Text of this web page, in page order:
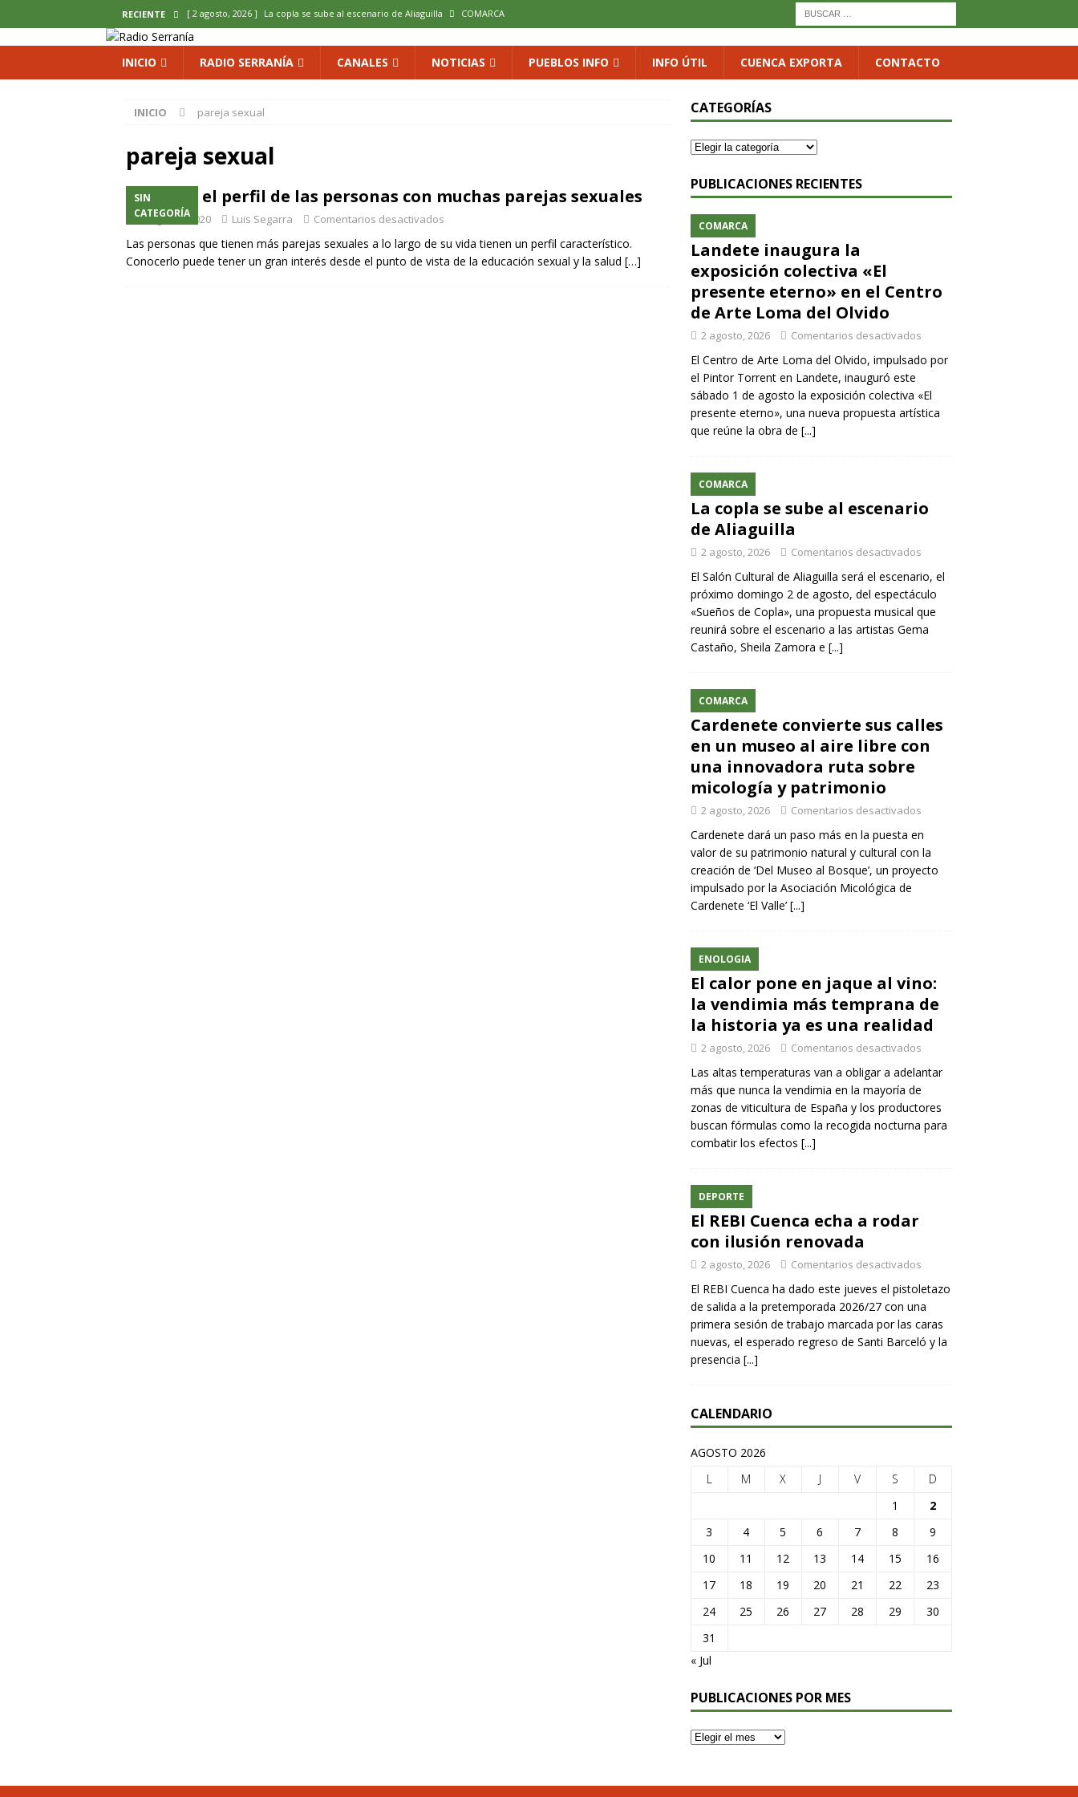
RECIENTE [ 2 agosto, 2026 ] La copla se sube al escenario de Aliaguilla COMARCA
[ 2 agosto, 2026 ]
micología y patrimonio COMARCA
ENOLOGIA
[ 2 agosto, 2026 ] El REBI Cuenca echa a rodar con ilusión renovada
del Olvido COMARCA
INICIO RADIO SERRANÍA CANALES NOTICIAS PUEBLOS INFO INFO ÚTIL CUENCA EXPORTA CONTACTO
INICIO pareja sexual
pareja sexual
SIN
CATEGORÍA
Este es el perfil de las personas con muchas parejas sexuales
26 agosto, 2020 Luis Segarra Comentarios desactivados
Las personas que tienen más parejas sexuales a lo largo de su vida tienen un perfil característico.
Conocerlo puede tener un gran interés desde el punto de vista de la educación sexual y la salud […]
CATEGORÍAS
PUBLICACIONES RECIENTES
COMARCA
Landete inaugura la
exposición colectiva «El
presente eterno» en el Centro
de Arte Loma del Olvido
2 agosto, 2026 Comentarios desactivados
El Centro de Arte Loma del Olvido, impulsado por
el Pintor Torrent en Landete, inauguró este
sábado 1 de agosto la exposición colectiva «El
presente eterno», una nueva propuesta artística
que reúne la obra de [...]
COMARCA
La copla se sube al escenario
de Aliaguilla
2 agosto, 2026 Comentarios desactivados
El Salón Cultural de Aliaguilla será el escenario, el
próximo domingo 2 de agosto, del espectáculo
«Sueños de Copla», una propuesta musical que
reunirá sobre el escenario a las artistas Gema
Castaño, Sheila Zamora e [...]
COMARCA
Cardenete convierte sus calles
en un museo al aire libre con
una innovadora ruta sobre
micología y patrimonio
2 agosto, 2026 Comentarios desactivados
Cardenete dará un paso más en la puesta en
valor de su patrimonio natural y cultural con la
creación de ‘Del Museo al Bosque’, un proyecto
impulsado por la Asociación Micológica de
Cardenete ‘El Valle’ [...]
ENOLOGIA
El calor pone en jaque al vino:
la vendimia más temprana de
la historia ya es una realidad
2 agosto, 2026 Comentarios desactivados
Las altas temperaturas van a obligar a adelantar
más que nunca la vendimia en la mayoría de
zonas de viticultura de España y los productores
buscan fórmulas como la recogida nocturna para
combatir los efectos [...]
DEPORTE
El REBI Cuenca echa a rodar
con ilusión renovada
2 agosto, 2026 Comentarios desactivados
El REBI Cuenca ha dado este jueves el pistoletazo
de salida a la pretemporada 2026/27 con una
primera sesión de trabajo marcada por las caras
nuevas, el esperado regreso de Santi Barceló y la
presencia [...]
CALENDARIO
AGOSTO 2026
L
M X J V S
D
1
2
3
4 5 6 7 8
9
10
11 12 13 14 15
16
17
18 19 20 21 22
23
24
25 26 27 28 29
30
31
« Jul
PUBLICACIONES POR MES